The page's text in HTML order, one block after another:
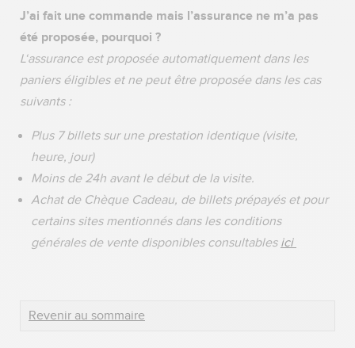
J’ai fait une commande mais l’assurance ne m’a pas
été proposée, pourquoi ?
L‘assurance est proposée automatiquement dans les
paniers éligibles et ne peut être proposée dans les cas
suivants :
Plus 7 billets sur une prestation identique (visite,
heure, jour)
Moins de 24h avant le début de la visite.
Achat de Chèque Cadeau, de billets prépayés et pour
certains sites mentionnés dans les conditions
générales de vente disponibles consultables ici
Revenir au sommaire